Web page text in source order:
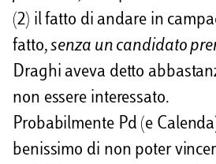
(2) il fatto di andare in
fatto,senza un candidato
Draghi aveva detto
non essere interessato.
Probabilmente Pd (e
benissimo di non poter